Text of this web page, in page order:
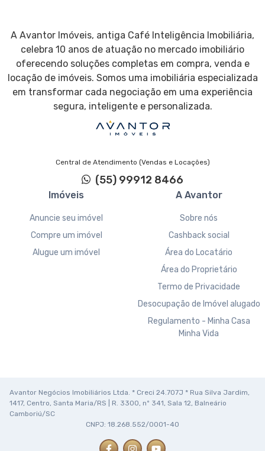
A Avantor Imóveis, antiga Café Inteligência Imobiliária,
celebra 10 anos de atuação no mercado imobiliário
oferecendo soluções completas em compra, venda e
locação de imóveis. Somos uma imobiliária especializada
em transformar cada negociação em uma experiência
segura, inteligente e personalizada.
Central de Atendimento (Vendas e Locações)
(55) 99912 8466
Imóveis
Anuncie seu imóvel
Compre um imóvel
Alugue um imóvel
A Avantor
Sobre nós
Cashback social
Área do Locatário
Área do Proprietário
Termo de Privacidade
Desocupação de Imóvel alugado
Regulamento - Minha Casa
Minha Vida
Avantor Negócios Imobiliários Ltda. * Creci 24.707J * Rua Silva Jardim,
1417, Centro, Santa Maria/RS | R. 3300, nº 341, Sala 12, Balneário
Camboriú/SC
CNPJ: 18.268.552/0001-40